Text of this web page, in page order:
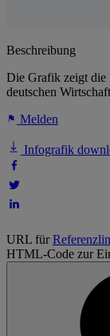
Beschreibung
Die Grafik zeigt
deutschen
Melden
Infografik
URL für
HTML-Code zur